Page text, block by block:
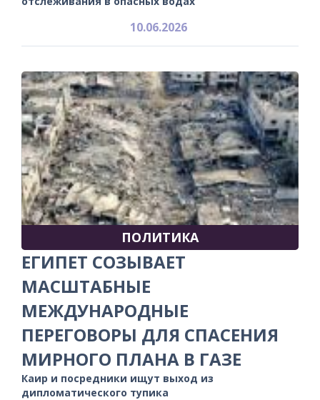
10.06.2026
ПОЛИТИКА
ЕГИПЕТ СОЗЫВАЕТ
МАСШТАБНЫЕ
МЕЖДУНАРОДНЫЕ
ПЕРЕГОВОРЫ ДЛЯ СПАСЕНИЯ
МИРНОГО ПЛАНА В ГАЗЕ
Каир и посредники ищут выход из
дипломатического тупика